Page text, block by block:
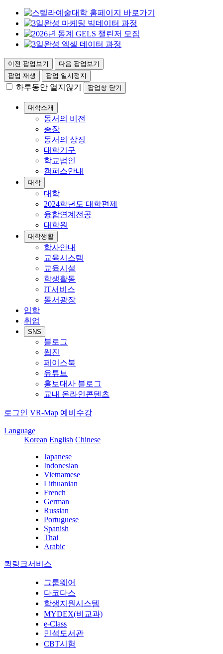
이전 팝업보기
다음 팝업보기
팝업 재생
팝업 일시정지
하루동안 열지않기 팝업창 닫기
대학소개
동서의 비전
총장
동서의 상징
대학기구
학교법인
캠퍼스안내
대학
대학
2024학년도 대학편제
융합연계전공
대학원
대학생활
학사안내
교육시스템
교육시설
학생활동
IT서비스
동서광장
입학
취업
SNS
블로그
웹진
페이스북
유튜브
홍보대사 블로그
교내 온라인콘텐츠
로그인 VR-Map 예비수강
Language
Korean English Chinese
Japanese
Indonesian
Vietnamese
Lithuanian
French
German
Russian
Portuguese
Spanish
Thai
Arabic
퀵링크서비스
그룹웨어
다코다스
학생지원시스템
MYDEX(비교과)
e-Class
민석도서관
CBT시험